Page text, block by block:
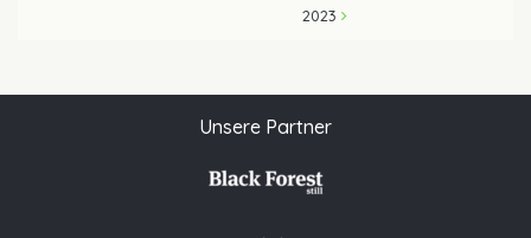
2023
Unsere Partner